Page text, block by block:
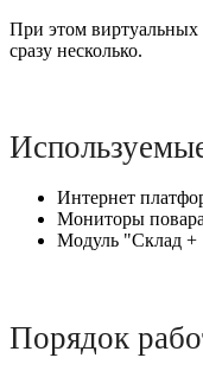
При этом
сразу несколько.
Интернет
Мониторы
Модуль "Склад +
Порядок